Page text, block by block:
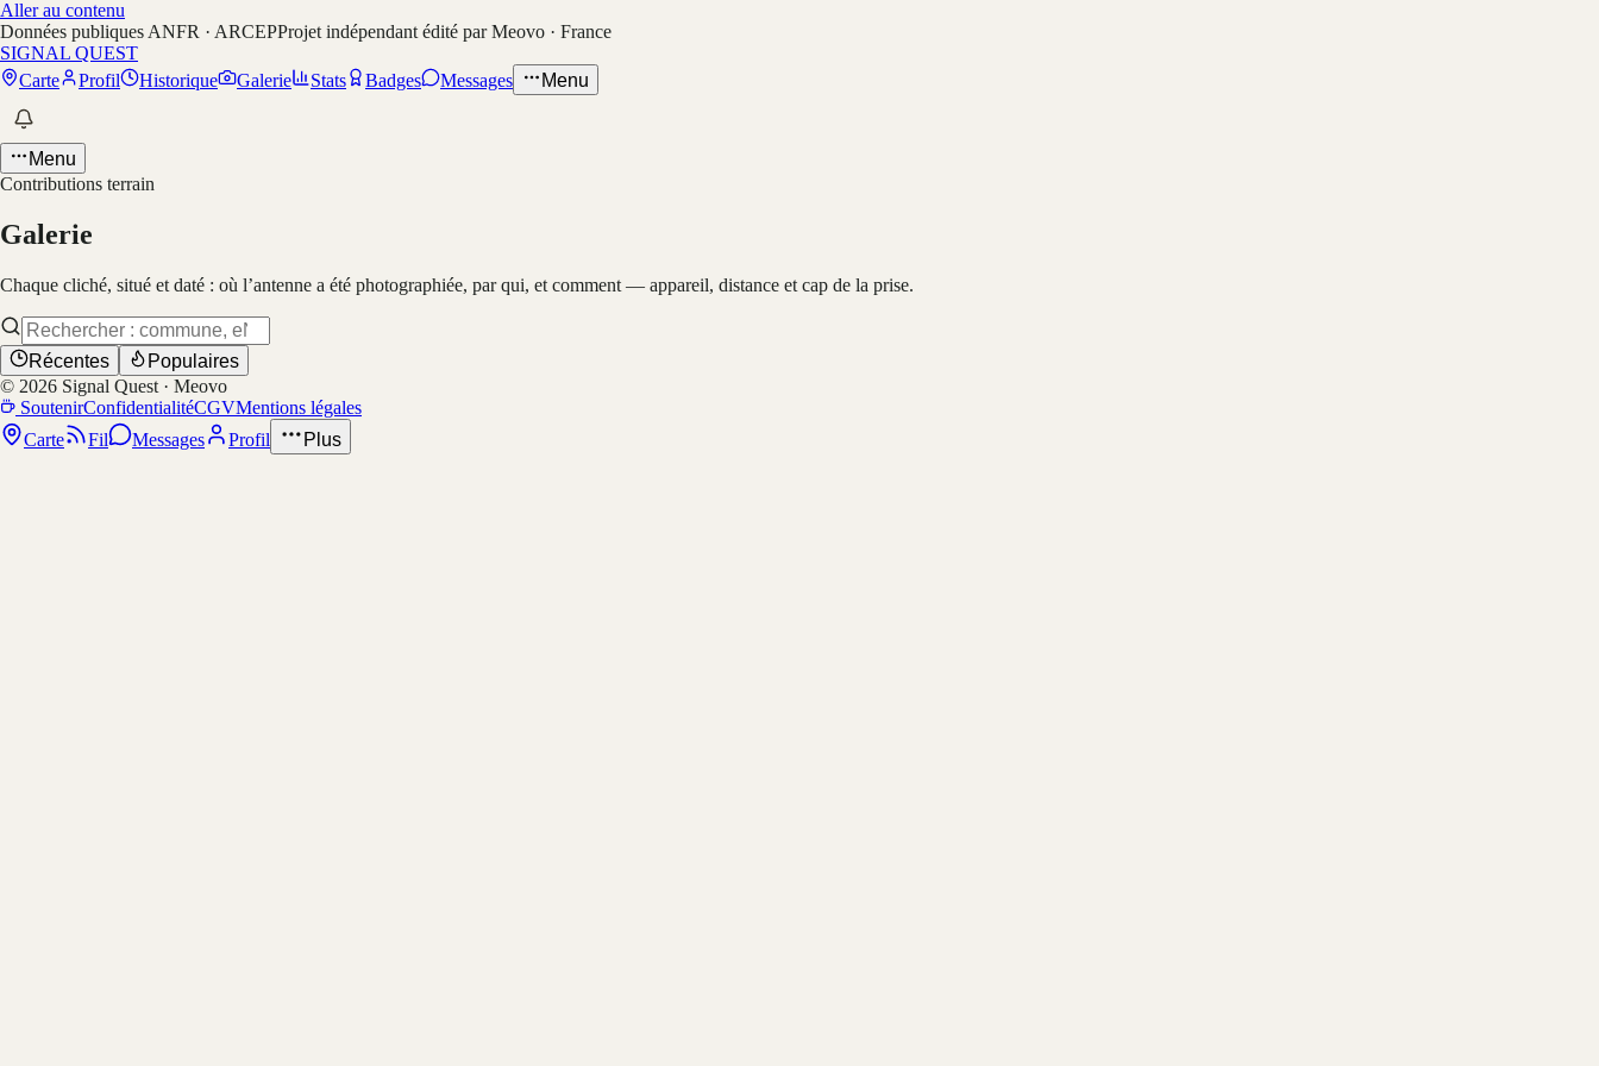
Aller au contenu
Données publiques ANFR · ARCEPProjet indépendant édité par Meovo · France
SIGNAL QUEST
Carte
Profil Historique Galerie Stats Badges Messages Menu
Menu
Contributions terrain
Galerie
Chaque cliché, situé et daté : où l’antenne a été photographiée, par qui, et comment — appareil, distance et cap de la prise.
Récentes
Populaires
© 2026 Signal Quest · Meovo
SoutenirConfidentialitéCGVMentions légales
Carte
Fil Messages Profil Plus